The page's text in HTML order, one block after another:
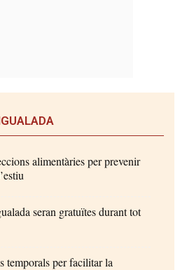
alimentàries per prevenir
seran gratuïtes durant tot
temporals per facilitar la